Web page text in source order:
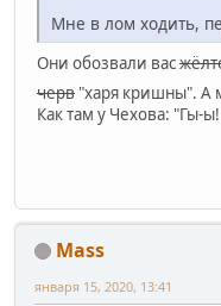
Мне в лом ходить,
Они обозвали вас
черв "харя кришны". А
Как там у Чехова: "Гы-
Mass
января 15, 2020, 13:41